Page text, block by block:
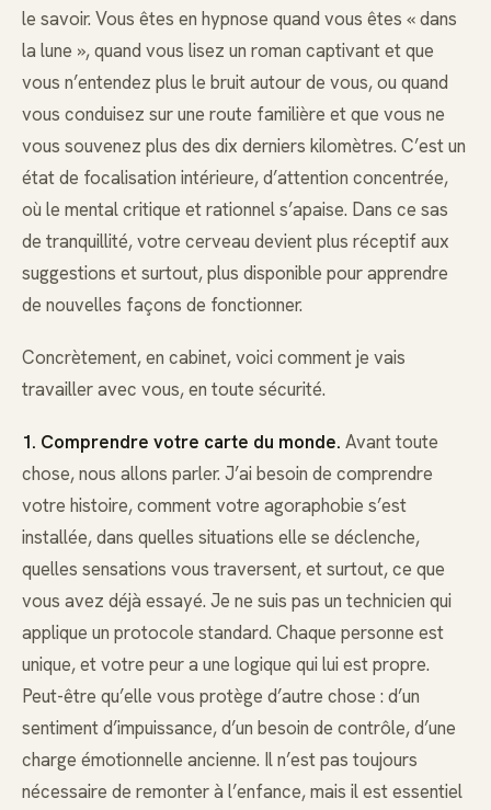
le savoir. Vous êtes en hypnose quand vous êtes « dans
la lune », quand vous lisez un roman captivant et que
vous n’entendez plus le bruit autour de vous, ou quand
vous conduisez sur une route familière et que vous ne
vous souvenez plus des dix derniers kilomètres. C’est un
état de focalisation intérieure, d’attention concentrée,
où le mental critique et rationnel s’apaise. Dans ce sas
de tranquillité, votre cerveau devient plus réceptif aux
suggestions et surtout, plus disponible pour apprendre
de nouvelles façons de fonctionner.
Concrètement, en cabinet, voici comment je vais
travailler avec vous, en toute sécurité.
1. Comprendre votre carte du monde. Avant toute
chose, nous allons parler. J’ai besoin de comprendre
votre histoire, comment votre agoraphobie s’est
installée, dans quelles situations elle se déclenche,
quelles sensations vous traversent, et surtout, ce que
vous avez déjà essayé. Je ne suis pas un technicien qui
applique un protocole standard. Chaque personne est
unique, et votre peur a une logique qui lui est propre.
Peut-être qu’elle vous protège d’autre chose : d’un
sentiment d’impuissance, d’un besoin de contrôle, d’une
charge émotionnelle ancienne. Il n’est pas toujours
nécessaire de remonter à l’enfance, mais il est essentiel